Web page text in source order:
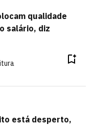
qualidade
salário, diz
está desperto,